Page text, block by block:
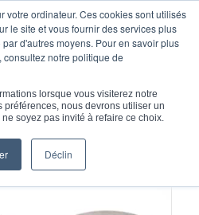
votre ordinateur. Ces cookies sont utilisés
le site et vous fournir des services plus
d'autres moyens. Pour en savoir plus
notre politique de
lorsque vous visiterez notre
préférences, nous devrons utiliser un
soyez pas invité à refaire ce choix.
Déclin
matricé